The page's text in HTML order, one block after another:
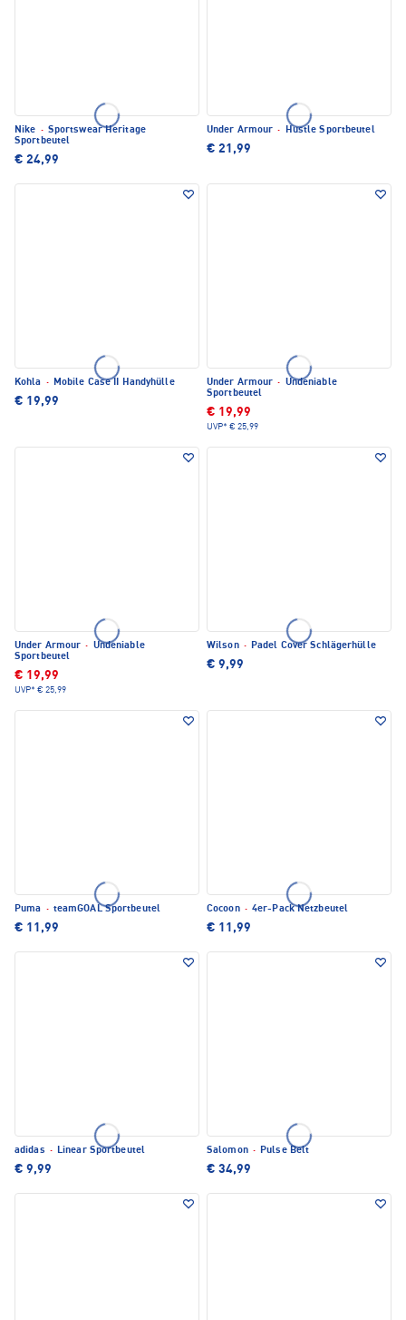
Nike · Sportswear Heritage
Sportbeutel
€ 24,99
Under Armour · Hustle Sportbeutel
€ 21,99
Kohla · Mobile Case II Handyhülle
€ 19,99
Under Armour · Undeniable
Sportbeutel
€ 19,99
UVP* € 25,99
Under Armour · Undeniable
Sportbeutel
€ 19,99
UVP* € 25,99
Wilson · Padel Cover Schlägerhülle
€ 9,99
Puma · teamGOAL Sportbeutel
€ 11,99
Cocoon · 4er-Pack Netzbeutel
€ 11,99
adidas · Linear Sportbeutel
€ 9,99
Salomon · Pulse Belt
€ 34,99